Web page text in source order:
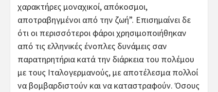
χαρακτήρες μοναχικοί, απόκοσμοι,
αποτραβηγμένοι από την ζωή”. Επισημαίνει δε
ότι οι περισσότεροι φάροι χρησιμοποιήθηκαν
από τις ελληνικές ένοπλες δυνάμεις σαν
παρατηρητήρια κατά την διάρκεια του πολέμου
με τους Ιταλογερμανούς, με αποτέλεσμα πολλοί
να βομβαρδιστούν και να καταστραφούν. Όσους